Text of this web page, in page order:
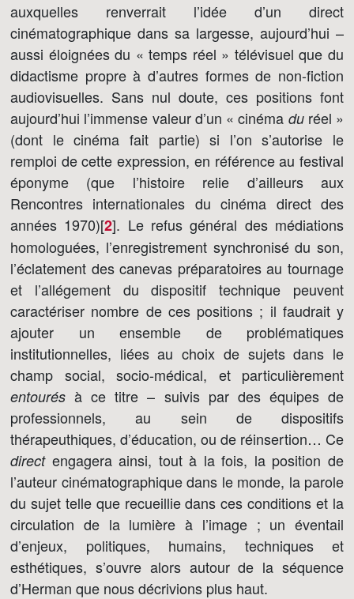
auxquelles renverrait l’idée d’un direct
cinématographique dans sa largesse, aujourd’hui –
aussi éloignées du « temps réel » télévisuel que du
didactisme propre à d’autres formes de non-fiction
audiovisuelles. Sans nul doute, ces positions font
aujourd’hui l’immense valeur d’un « cinéma duréel »
(dont le cinéma fait partie) si l’on s’autorise le
remploi de cette expression, en référence au festival
éponyme (que l’histoire relie d’ailleurs aux
Rencontres internationales du cinéma direct des
années 1970)[2]. Le refus général des médiations
homologuées, l’enregistrement synchronisé du son,
l’éclatement des canevas préparatoires au tournage
et l’allégement du dispositif technique peuvent
caractériser nombre de ces positions ; il faudrait y
ajouter un ensemble de problématiques
institutionnelles, liées au choix de sujets dans le
champ social, socio-médical, et particulièrement
entourés à ce titre – suivis par des équipes de
professionnels, au sein de dispositifs
thérapeuthiques, d’éducation, ou de réinsertion… Ce
directengagera ainsi, tout à la fois, la position de
l’auteur cinématographique dans le monde, la parole
du sujet telle que recueillie dans ces conditions et la
circulation de la lumière à l’image ; un éventail
d’enjeux, politiques, humains, techniques et
esthétiques, s’ouvre alors autour de la séquence
d’Herman que nous décrivions plus haut.